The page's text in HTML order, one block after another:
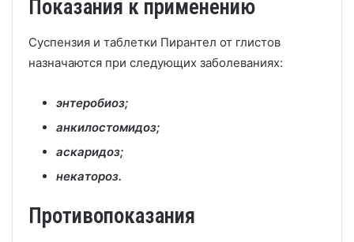
Показания к применению
Суспензия и таблетки Пирантел от глистов
назначаются при следующих заболеваниях:
энтеробиоз;
анкилостомидоз;
аскаридоз;
некатороз.
Противопоказания